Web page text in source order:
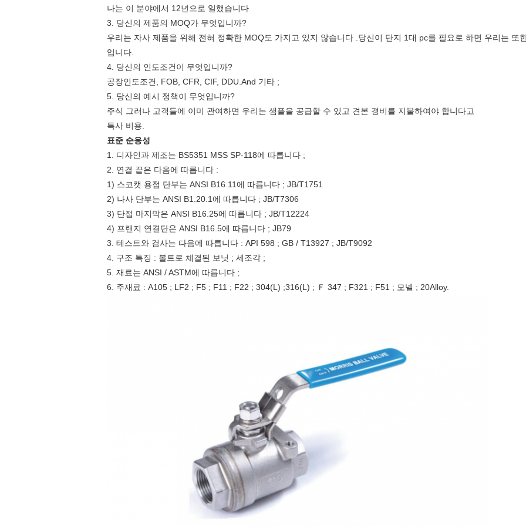
나는 이 분야에서 12년으로 일했습니다
3. 당신의 제품의 MOQ가 무엇입니까?
우리는 자사 제품을 위해 전혀 정확한 MOQ도 가지고 있지 않습니다 .당신이 단지 1대 pc를 필요로 하면 우리는 또
입니다.
4. 당신의 인도조건이 무엇입니까?
공장인도조건, FOB, CFR, CIF, DDU.And 기타 ;
5. 당신의 예시 정책이 무엇입니까?
주식 그러나 고객들에 이미 관여하면 우리는 샘플을 공급할 수 있고 견본 경비를 지불하여야 합니다고
특사 비용.
표준 순응성
1. 디자인과 제조는 BS5351 MSS SP-118에 따릅니다 ;
2. 연결 끝은 다음에 따릅니다 :
1) 스코캣 용접 단부는 ANSI B16.11에 따릅니다 ; JB/T1751
2) 나사 단부는 ANSI B1.20.1에 따릅니다 ; JB/T7306
3) 단접 마지막은 ANSI B16.25에 따릅니다 ; JB/T12224
4) 프랜지 연결단은 ANSI B16.5에 따릅니다 ; JB79
3. 테스트와 검사는 다음에 따릅니다 : API 598 ; GB / T13927 ; JB/T9092
4. 구조 특징 : 볼트로 체결된 보닛 ; 세조각 ;
5. 재료는 ANSI / ASTM에 따릅니다 ;
6. 주재료 : A105 ; LF2 ; F5 ; F11 ; F22 ; 304(L) ;316(L) ; Ｆ 347 ; F321 ; F51 ; 모넬 ; 20Alloy.